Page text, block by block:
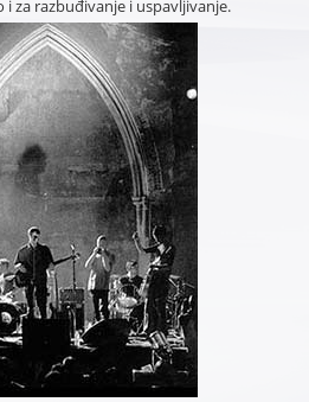
za razbuđivanje i uspavljivanje.